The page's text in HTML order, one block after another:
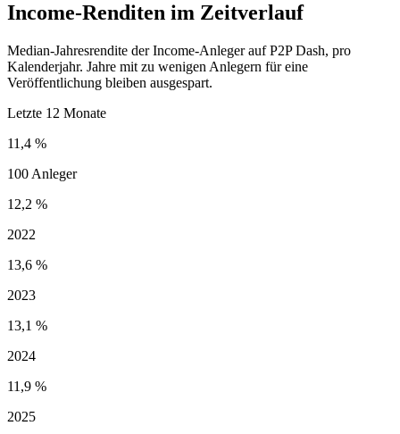
Income-Renditen im Zeitverlauf
Median-Jahresrendite der Income-Anleger auf P2P Dash, pro
Kalenderjahr. Jahre mit zu wenigen Anlegern für eine
Veröffentlichung bleiben ausgespart.
Letzte 12 Monate
11,4 %
100 Anleger
12,2 %
2022
13,6 %
2023
13,1 %
2024
11,9 %
2025